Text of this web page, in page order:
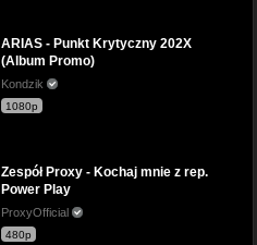
ARIAS - Punkt Krytyczny 202X
(Album Promo)
Kondzik
1080p
Zespół Proxy - Kochaj mnie z rep.
Power Play
ProxyOfficial
480p